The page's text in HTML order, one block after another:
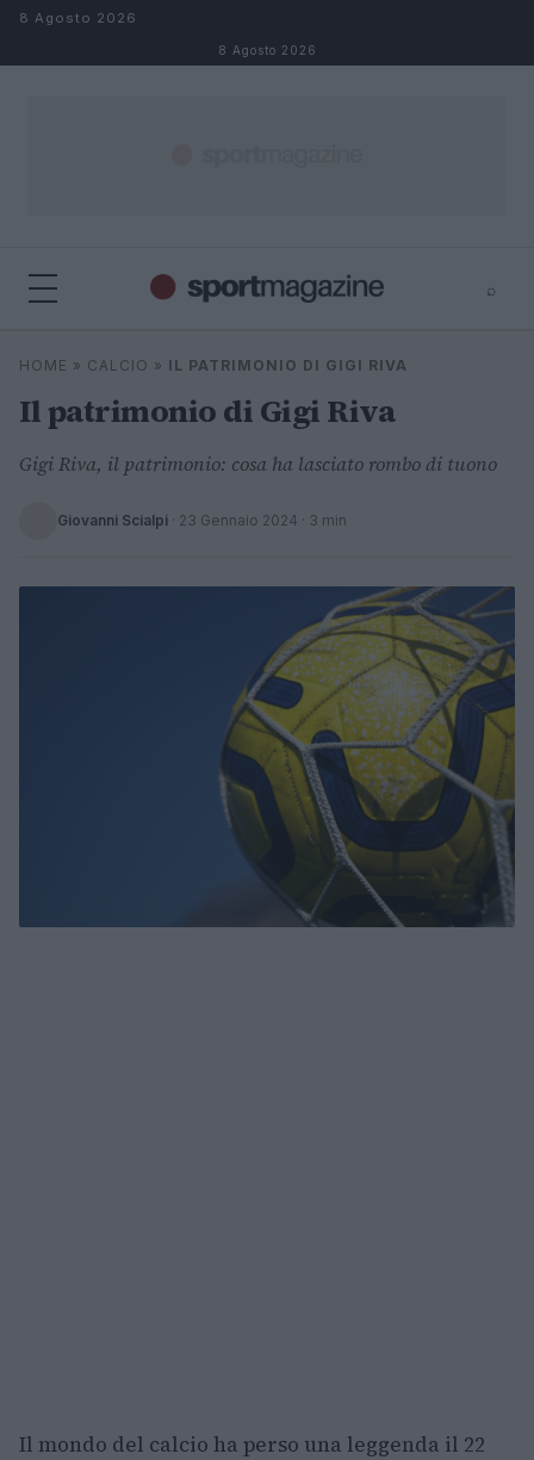
Salta al contenuto
8 Agosto 2026
8 Agosto 2026
⌕
Cerca
HOME » CALCIO » IL PATRIMONIO DI GIGI RIVA
Il patrimonio di Gigi Riva
Gigi Riva, il patrimonio: cosa ha lasciato rombo di tuono
Giovanni Scialpi · 23 Gennaio 2024 · 3 min
Il mondo del calcio ha perso una leggenda il 22